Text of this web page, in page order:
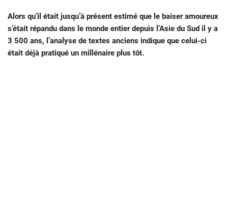
Alors qu’il était jusqu’à présent estimé que le baiser amoureux
s’était répandu dans le monde entier depuis l’Asie du Sud il y a
3 500 ans, l’analyse de textes anciens indique que celui-ci
était déjà pratiqué un millénaire plus tôt.